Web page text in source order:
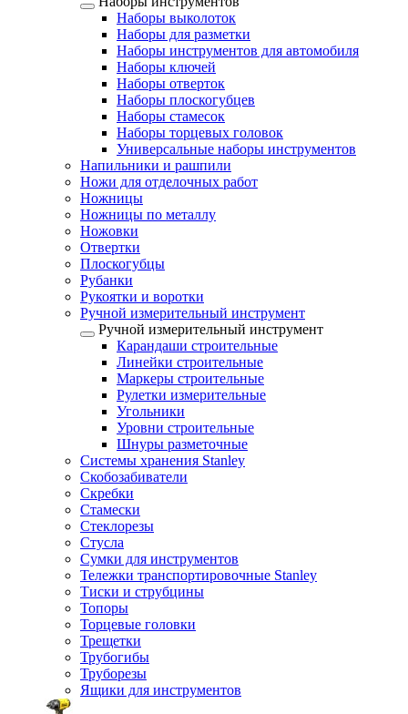
Наборы выколоток
Наборы для разметки
Наборы инструментов для автомобиля
Наборы ключей
Наборы отверток
Наборы плоскогубцев
Наборы стамесок
Наборы торцевых головок
Универсальные наборы инструментов
Напильники и рашпили
Ножи для отделочных работ
Ножницы
Ножницы по металлу
Ножовки
Отвертки
Плоскогубцы
Рубанки
Рукоятки и воротки
Ручной измерительный инструмент
Ручной измерительный инструмент
Карандаши строительные
Линейки строительные
Маркеры строительные
Рулетки измерительные
Угольники
Уровни строительные
Шнуры разметочные
Системы хранения Stanley
Скобозабиватели
Скребки
Стамески
Стеклорезы
Стусла
Сумки для инструментов
Тележки транспортировочные Stanley
Тиски и струбцины
Топоры
Торцевые головки
Трещетки
Трубогибы
Труборезы
Ящики для инструментов